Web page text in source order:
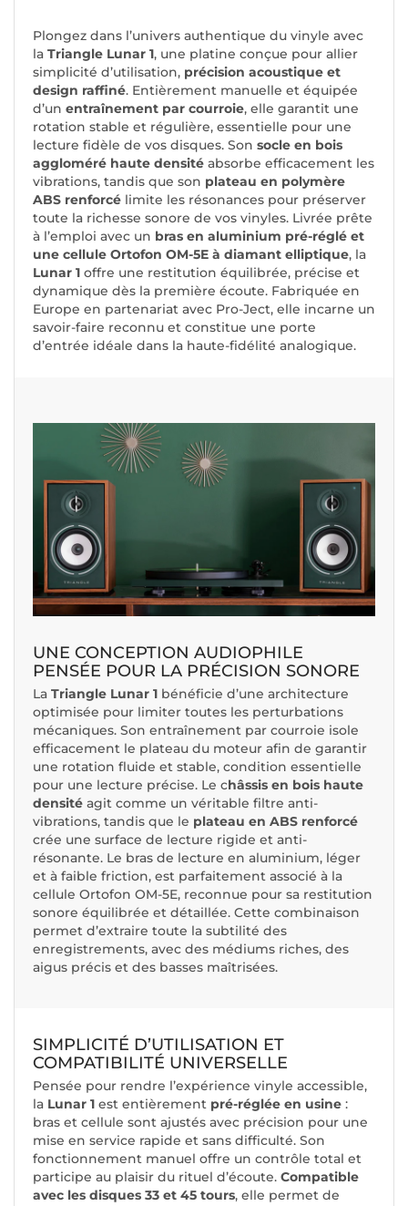
Plongez dans l’univers authentique du vinyle avec
la Triangle Lunar 1, une platine conçue pour allier
simplicité d’utilisation, précision acoustique et
design raffiné. Entièrement manuelle et équipée
d’un entraînement par courroie, elle garantit une
rotation stable et régulière, essentielle pour une
lecture fidèle de vos disques. Son socle en bois
aggloméré haute densité absorbe efficacement les
vibrations, tandis que son plateau en polymère
ABS renforcé limite les résonances pour préserver
toute la richesse sonore de vos vinyles. Livrée prête
à l’emploi avec un bras en aluminium pré-réglé et
une cellule Ortofon OM-5E à diamant elliptique, la
Lunar 1 offre une restitution équilibrée, précise et
dynamique dès la première écoute. Fabriquée en
Europe en partenariat avec Pro-Ject, elle incarne un
savoir-faire reconnu et constitue une porte
d’entrée idéale dans la haute-fidélité analogique.
UNE CONCEPTION AUDIOPHILE
PENSÉE POUR LA PRÉCISION SONORE
La Triangle Lunar 1 bénéficie d’une architecture
optimisée pour limiter toutes les perturbations
mécaniques. Son entraînement par courroie isole
efficacement le plateau du moteur afin de garantir
une rotation fluide et stable, condition essentielle
pour une lecture précise. Le châssis en bois haute
densité agit comme un véritable filtre anti-
vibrations, tandis que le plateau en ABS renforcé
crée une surface de lecture rigide et anti-
résonante. Le bras de lecture en aluminium, léger
et à faible friction, est parfaitement associé à la
cellule Ortofon OM-5E, reconnue pour sa restitution
sonore équilibrée et détaillée. Cette combinaison
permet d’extraire toute la subtilité des
enregistrements, avec des médiums riches, des
aigus précis et des basses maîtrisées.
SIMPLICITÉ D’UTILISATION ET
COMPATIBILITÉ UNIVERSELLE
Pensée pour rendre l’expérience vinyle accessible,
la Lunar 1 est entièrement pré-réglée en usine :
bras et cellule sont ajustés avec précision pour une
mise en service rapide et sans difficulté. Son
fonctionnement manuel offre un contrôle total et
participe au plaisir du rituel d’écoute. Compatible
avec les disques 33 et 45 tours, elle permet de